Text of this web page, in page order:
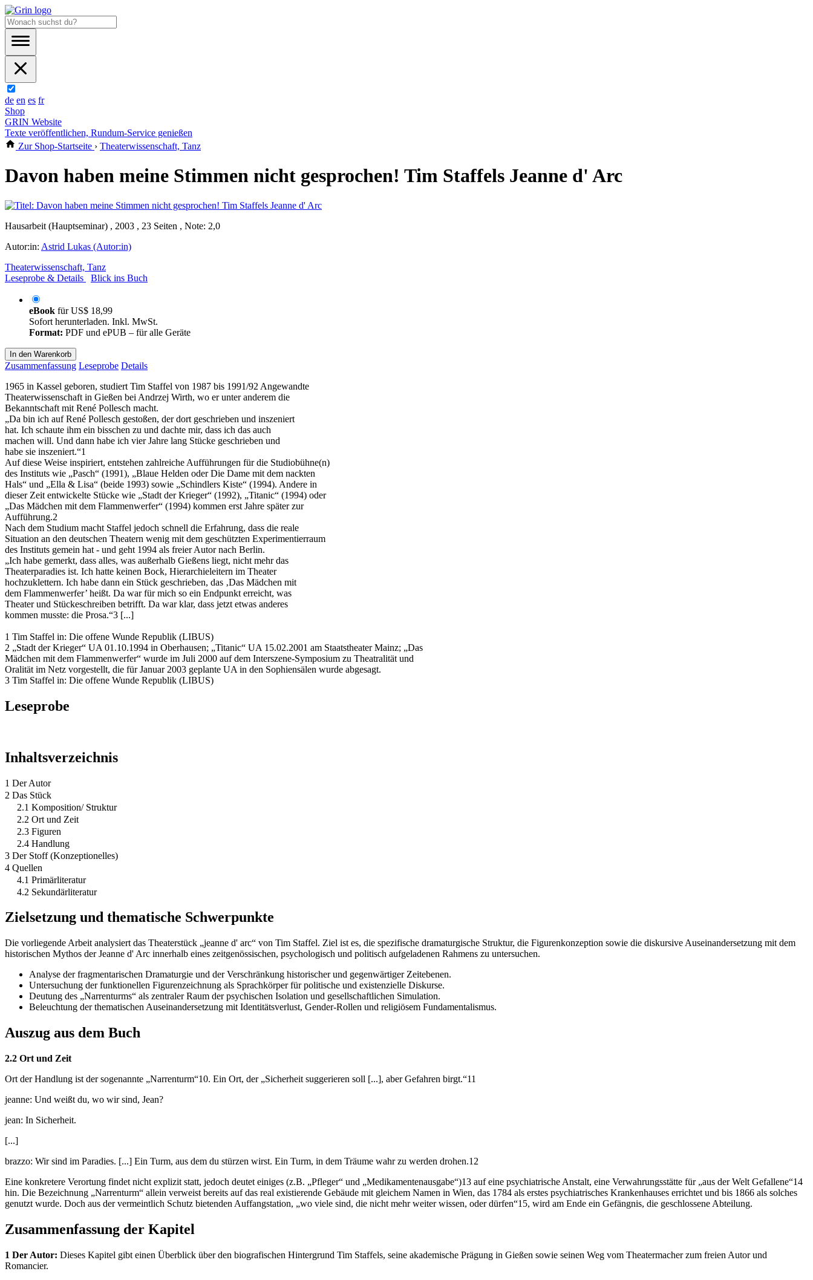
de en es fr
Shop
GRIN Website
Texte veröffentlichen, Rundum-Service genießen
Zur Shop-Startseite › Theaterwissenschaft, Tanz
Davon haben meine Stimmen nicht gesprochen! Tim Staffels Jeanne d' Arc
Hausarbeit (Hauptseminar) , 2003 , 23 Seiten , Note: 2,0
Autor:in: Astrid Lukas (Autor:in)
Theaterwissenschaft, Tanz
Leseprobe & Details
Blick ins Buch
eBook fürUS$ 18,99
Sofort herunterladen. Inkl. MwSt.
Format: PDF und ePUB – für alle Geräte
In den Warenkorb
Zusammenfassung Leseprobe Details
1965 in Kassel geboren, studiert Tim Staffel von 1987 bis 1991/92 Angewandte
Theaterwissenschaft in Gießen bei Andrzej Wirth, wo er unter anderem die
Bekanntschaft mit René Pollesch macht.
„Da bin ich auf René Pollesch gestoßen, der dort geschrieben und inszeniert
hat. Ich schaute ihm ein bisschen zu und dachte mir, dass ich das auch
machen will. Und dann habe ich vier Jahre lang Stücke geschrieben und
habe sie inszeniert.“1
Auf diese Weise inspiriert, entstehen zahlreiche Aufführungen für die Studiobühne(n)
des Instituts wie „Pasch“ (1991), „Blaue Helden oder Die Dame mit dem nackten
Hals“ und „Ella & Lisa“ (beide 1993) sowie „Schindlers Kiste“ (1994). Andere in
dieser Zeit entwickelte Stücke wie „Stadt der Krieger“ (1992), „Titanic“ (1994) oder
„Das Mädchen mit dem Flammenwerfer“ (1994) kommen erst Jahre später zur
Aufführung.2
Nach dem Studium macht Staffel jedoch schnell die Erfahrung, dass die reale
Situation an den deutschen Theatern wenig mit dem geschützten Experimentierraum
des Instituts gemein hat - und geht 1994 als freier Autor nach Berlin.
„Ich habe gemerkt, dass alles, was außerhalb Gießens liegt, nicht mehr das
Theaterparadies ist. Ich hatte keinen Bock, Hierarchieleitern im Theater
hochzuklettern. Ich habe dann ein Stück geschrieben, das ‚Das Mädchen mit
dem Flammenwerfer’ heißt. Da war für mich so ein Endpunkt erreicht, was
Theater und Stückeschreiben betrifft. Da war klar, dass jetzt etwas anderes
kommen musste: die Prosa.“3 [...]
1 Tim Staffel in: Die offene Wunde Republik (LIBUS)
2 „Stadt der Krieger“ UA 01.10.1994 in Oberhausen; „Titanic“ UA 15.02.2001 am Staatstheater Mainz; „Das
Mädchen mit dem Flammenwerfer“ wurde im Juli 2000 auf dem Interszene-Symposium zu Theatralität und
Oralität im Netz vorgestellt, die für Januar 2003 geplante UA in den Sophiensälen wurde abgesagt.
3 Tim Staffel in: Die offene Wunde Republik (LIBUS)
Leseprobe
Inhaltsverzeichnis
1 Der Autor
2 Das Stück
2.1 Komposition/ Struktur
2.2 Ort und Zeit
2.3 Figuren
2.4 Handlung
3 Der Stoff (Konzeptionelles)
4 Quellen
4.1 Primärliteratur
4.2 Sekundärliteratur
Zielsetzung und thematische Schwerpunkte
Die vorliegende Arbeit analysiert das Theaterstück „jeanne d' arc“ von Tim Staffel. Ziel ist es, die spezifische dramaturgische Struktur, die Figurenkonzeption sowie die diskursive Auseinandersetzung mit dem
historischen Mythos der Jeanne d' Arc innerhalb eines zeitgenössischen, psychologisch und politisch aufgeladenen Rahmens zu untersuchen.
Analyse der fragmentarischen Dramaturgie und der Verschränkung historischer und gegenwärtiger Zeitebenen.
Untersuchung der funktionellen Figurenzeichnung als Sprachkörper für politische und existenzielle Diskurse.
Deutung des „Narrenturms“ als zentraler Raum der psychischen Isolation und gesellschaftlichen Simulation.
Beleuchtung der thematischen Auseinandersetzung mit Identitätsverlust, Gender-Rollen und religiösem Fundamentalismus.
Auszug aus dem Buch
2.2 Ort und Zeit
Ort der Handlung ist der sogenannte „Narrenturm“10. Ein Ort, der „Sicherheit suggerieren soll [...], aber Gefahren birgt.“11
jeanne: Und weißt du, wo wir sind, Jean?
jean: In Sicherheit.
[...]
brazzo: Wir sind im Paradies. [...] Ein Turm, aus dem du stürzen wirst. Ein Turm, in dem Träume wahr zu werden drohen.12
Eine konkretere Verortung findet nicht explizit statt, jedoch deutet einiges (z.B. „Pfleger“ und „Medikamentenausgabe“)13 auf eine psychiatrische Anstalt, eine Verwahrungsstätte für „aus der Welt Gefallene“14
hin. Die Bezeichnung „Narrenturm“ allein verweist bereits auf das real existierende Gebäude mit gleichem Namen in Wien, das 1784 als erstes psychiatrisches Krankenhauses errichtet und bis 1866 als solches
genutzt wurde. Doch aus der vermeintlich Schutz bietenden Auffangstation, „wo viele sind, die nicht mehr weiter wissen, oder dürfen“15, wird am Ende ein Gefängnis, die geschlossene Abteilung.
Zusammenfassung der Kapitel
1 Der Autor: Dieses Kapitel gibt einen Überblick über den biografischen Hintergrund Tim Staffels, seine akademische Prägung in Gießen sowie seinen Weg vom Theatermacher zum freien Autor und
Romancier.